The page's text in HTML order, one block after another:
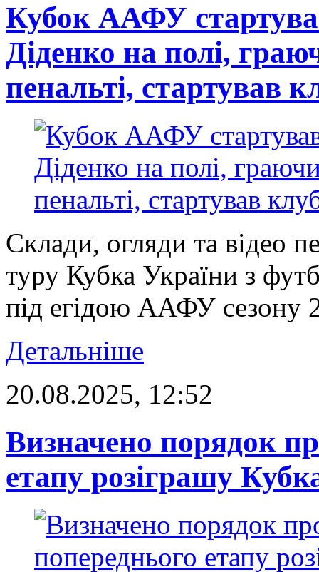
Кубок ААФУ
Діденко на полі,
пенальті, стартував
Склади, огляди та відео
туру Кубка України з
під егідою ААФУ сезону
Детальніше
20.08.2025, 12:52
Визначено порядок
етапу розіграшу